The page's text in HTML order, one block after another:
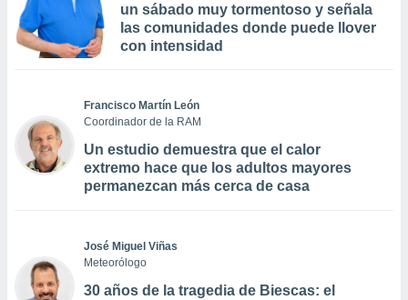
un sábado muy tormentoso y señala
las comunidades donde puede llover
con intensidad
Francisco Martín León
Coordinador de la RAM
Un estudio demuestra que el calor
extremo hace que los adultos mayores
permanezcan más cerca de casa
José Miguel Viñas
Meteorólogo
30 años de la tragedia de Biescas: el